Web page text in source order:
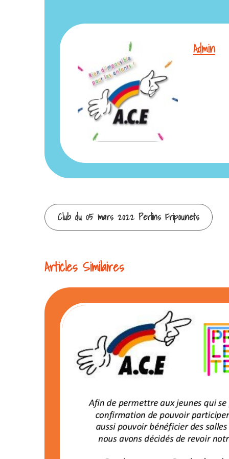
Admin
Continuer
lecture
Club du 05 mars 2022 Perlins Fripounets
Articles Similaires